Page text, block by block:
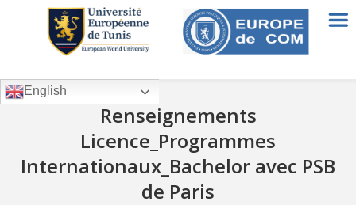
Renseignements
Licence_Programmes
Internationaux_Bachelor avec PSB
de Paris
English